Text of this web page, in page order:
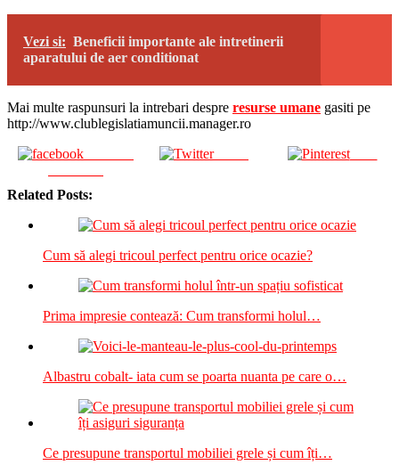
Vezi si: Beneficii importante ale intretinerii
aparatului de aer conditionat
Mai multe raspunsuri la intrebari despre resurse umane gasiti pe
http://www.clublegislatiamuncii.manager.ro
Tweet Save
Related Posts:
Cum să alegi tricoul perfect pentru orice ocazie?
Prima impresie contează: Cum transformi holul…
Albastru cobalt- iata cum se poarta nuanta pe care o…
Ce presupune transportul mobiliei grele și cum îți…